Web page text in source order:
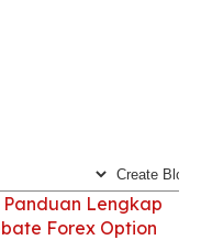
Lengkap
Forex Option